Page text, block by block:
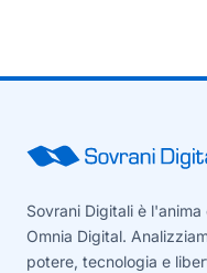
Sovrani Digitali è
Omnia Digital.
potere, tecnologia e